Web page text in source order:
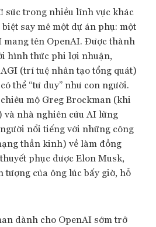
sức trong nhiều lĩnh vực khác
say mê một dự án phụ: một
mang tên OpenAI. Được thành
hình thức phi lợi nhuận,
(trí tuệ nhân tạo tổng quát)
thể “tư duy” như con người.
mộ Greg Brockman (khi
và nhà nghiên cứu AI lừng
nổi tiếng với những công
thần kinh) về làm đồng
phục được Elon Musk,
của ông lúc bấy giờ, hỗ
dành cho OpenAI sớm trở